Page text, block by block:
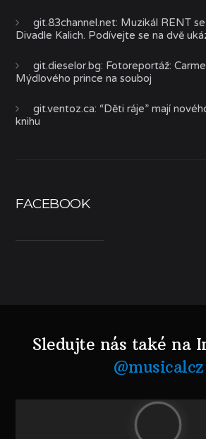
git.83channel.net: Muzikál RENT
Divadle Kalich. Podívejte se na dvě
git.dieselor.bg: Fotoreportáž:
Mýdlového prince na souboj
git.ventoz.ca: “Děti ráje” mají
knihu
FACEBOOK
Sledujte nás také na
@musicalcz